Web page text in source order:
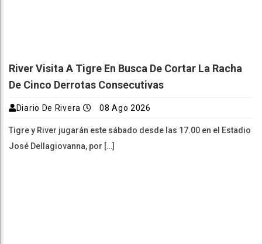
River Visita A Tigre En Busca De Cortar La Racha
De Cinco Derrotas Consecutivas
Diario De Rivera 08 Ago 2026
Tigre y River jugarán este sábado desde las 17.00 en el Estadio
José Dellagiovanna, por […]